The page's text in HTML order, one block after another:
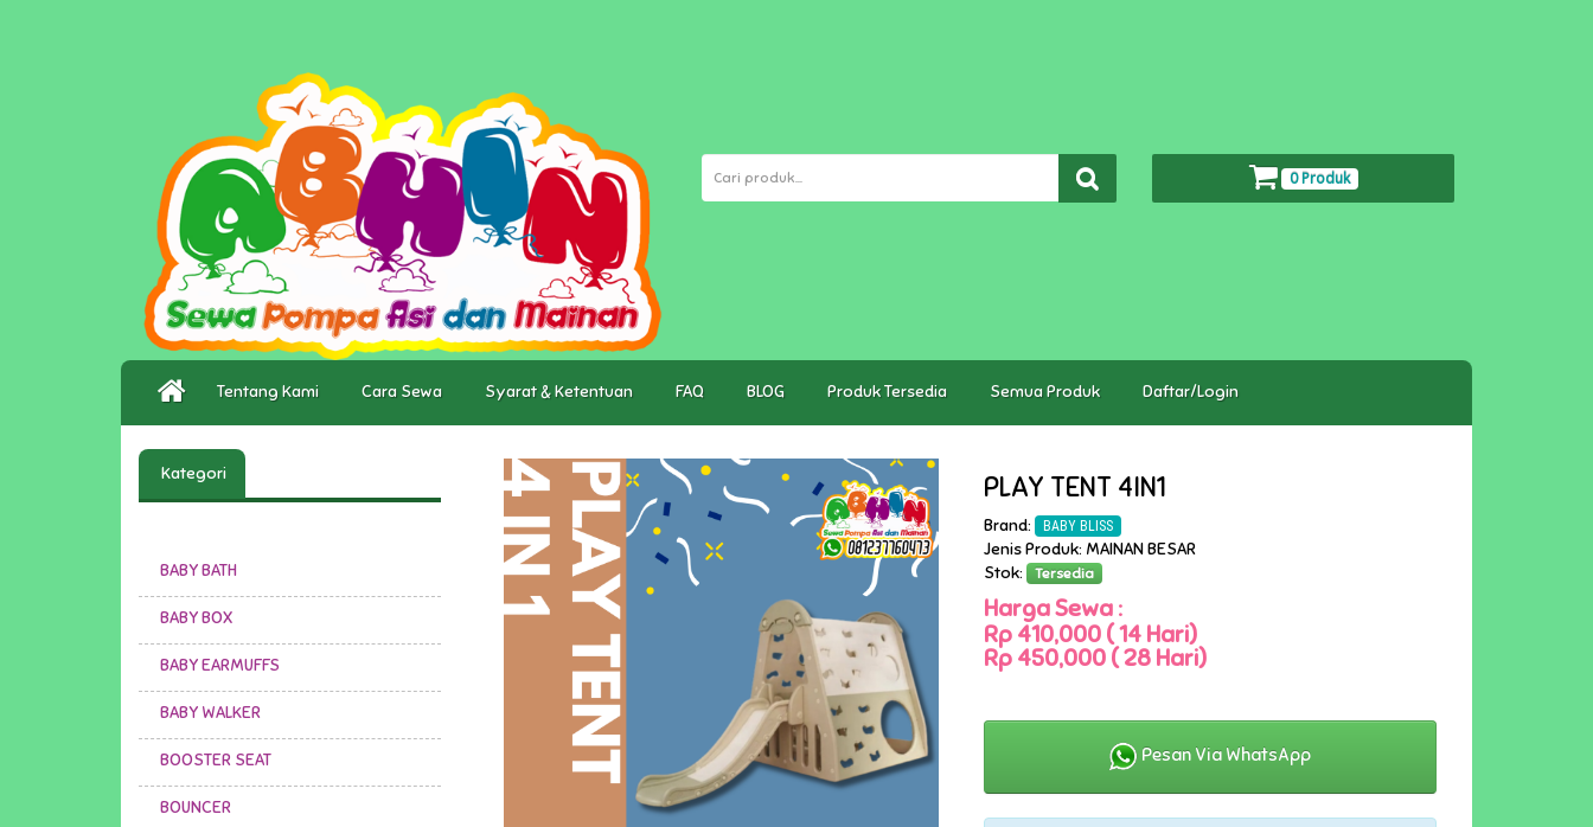
0 Produk
Tentang Kami Cara Sewa Syarat & Ketentuan FAQ BLOG Produk Tersedia Semua Produk Daftar/Login
Kategori
BABY BATH
BABY BOX
BABY EARMUFFS
BABY WALKER
BOOSTER SEAT
BOUNCER
PLAY TENT 4IN1
Brand: BABY BLISS
Jenis Produk: MAINAN BESAR
Stok:
Tersedia
Harga Sewa :
Rp 410,000 ( 14 Hari)
Rp 450,000 ( 28 Hari)
Pesan Via WhatsApp